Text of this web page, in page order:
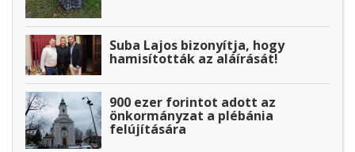
Suba Lajos bizonyítja, hogy
hamisították az aláírását!
900 ezer forintot adott az
önkormányzat a plébánia
felújítására